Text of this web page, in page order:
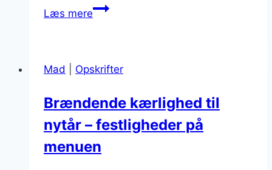
Læs mereBrændende
Gør
ekstra
smagfuld
Mad Opskrifter
Brændende kærlighed til
nytår – festligheder på
menuen